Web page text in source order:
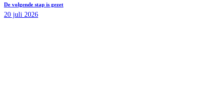
De volgende stap is gezet
20 juli 2026